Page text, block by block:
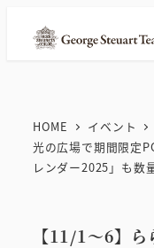
HOME イベント
光の広場で期間限定
レンダー2025」も数
【11/1～6】